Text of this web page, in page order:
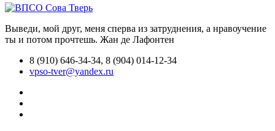
Выведи, мой друг, меня сперва из затруднения, а нравоучение
ты и потом прочтешь. Жан де Лафонтен
8 (910) 646-34-34, 8 (904) 014-12-34
vpso-tver@yandex.ru